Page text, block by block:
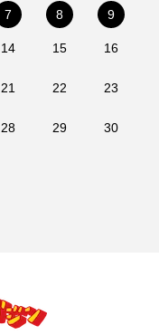
7 8 9
14 15 16
21 22 23
28 29 30